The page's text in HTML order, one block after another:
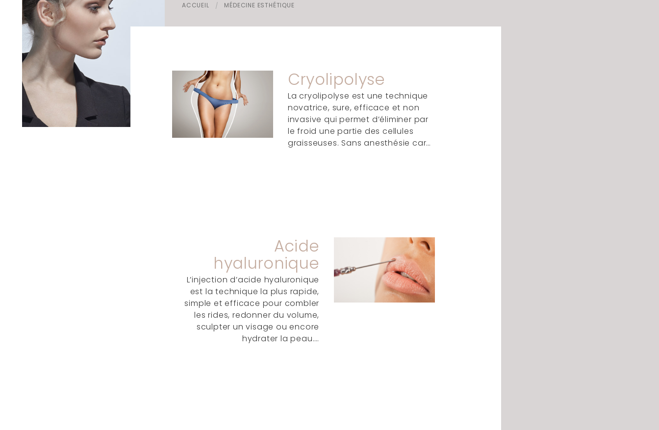
ACCUEIL MÉDECINE ESTHÉTIQUE
Cryolipolyse
La cryolipolyse est une technique
novatrice, sure, efficace et non
invasive qui permet d’éliminer par
le froid une partie des cellules
graisseuses. Sans anesthésie car…
Acide
hyaluronique
L’injection d’acide hyaluronique
est la technique la plus rapide,
simple et efficace pour combler
les rides, redonner du volume,
sculpter un visage ou encore
hydrater la peau.…